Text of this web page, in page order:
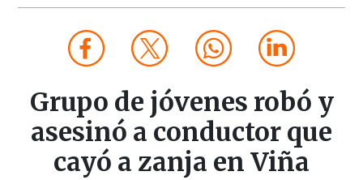
Grupo de jóvenes robó y
asesinó a conductor que
cayó a zanja en Viña